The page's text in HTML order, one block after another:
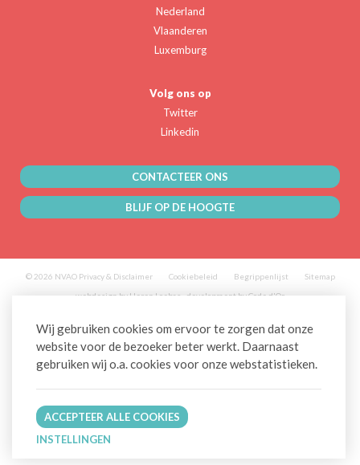
Wij gebruiken cookies om ervoor te zorgen dat onze
website voor de bezoeker beter werkt. Daarnaast
gebruiken wij o.a. cookies voor onze webstatistieken.
ACCEPTEER ALLE COOKIES
INSTELLINGEN
Nederland
Vlaanderen
Luxemburg
Volg ons op
Twitter
Linkedin
CONTACTEER ONS
BLIJF OP DE HOOGTE
© 2026 NVAO Privacy & Disclaimer Cookiebeleid Begrippenlijst
Sitemap
webdesign by Heren Loebas development by Code d'Or